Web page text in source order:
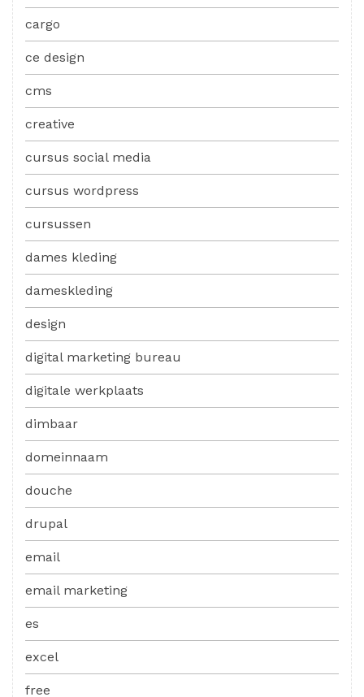
cargo
ce design
cms
creative
cursus social media
cursus wordpress
cursussen
dames kleding
dameskleding
design
digital marketing bureau
digitale werkplaats
dimbaar
domeinnaam
douche
drupal
email
email marketing
es
excel
free